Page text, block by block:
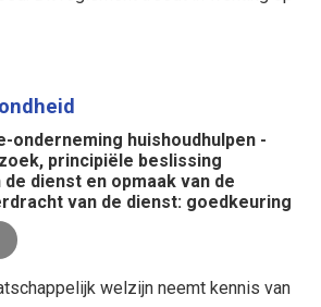
onderneming huishoudhulpen -
principiële beslissing
dienst en opmaak van de
van de dienst: goedkeuring
welzijn neemt kennis van